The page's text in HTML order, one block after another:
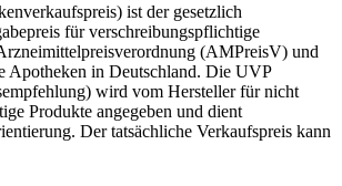
ist der gesetzlich
für verschreibungspflichtige
(AMPreisV) und
Apotheken in Deutschland. Die UVP
wird vom Hersteller für nicht
Produkte angegeben und dient
Der tatsächliche Verkaufspreis kann